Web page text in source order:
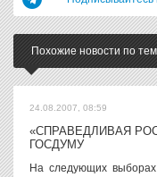
Похожие новости по
24.08.2007, 08:59
«СПРАВЕДЛИВАЯ
ГОСДУМУ
На следующих